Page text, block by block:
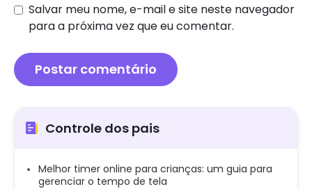
Salvar meu nome, e-mail e site neste navegador
para a próxima vez que eu comentar.
Controle dos pais
Melhor timer online para crianças: um guia para
gerenciar o tempo de tela